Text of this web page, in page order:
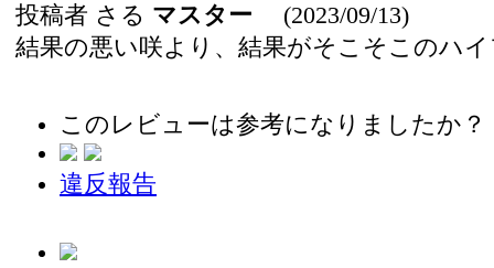
投稿者 さる マスター (2023/09/13)
結果の悪い咲より、結果がそこそこのハ
このレビューは参考になりましたか？
違反報告